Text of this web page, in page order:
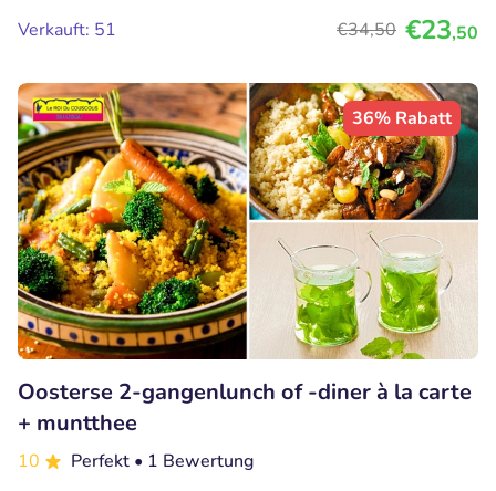
Verkauft: 51
€34,50 €23,50
36% Rabatt
Oosterse 2-gangenlunch of -diner à la carte
+ muntthee
10 Perfekt • 1 Bewertung